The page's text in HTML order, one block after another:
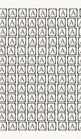
manus
molles
ante
diam,